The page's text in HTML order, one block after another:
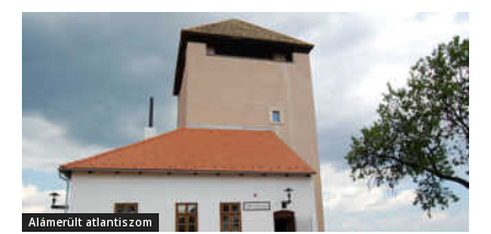
Alámerült atlantiszom